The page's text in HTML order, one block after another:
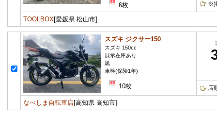
6枚 ※
TOOLBOX[愛媛県 松山市]
スズキ ジクサー150
スズキ 150cc
展示在庫あり
黒
車検(保険1年)
10枚 店
なべしま自転車店[高知県 高知市]